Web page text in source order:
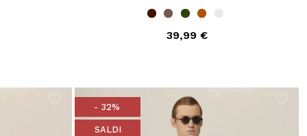
39,99 €
- 32%
SALDI